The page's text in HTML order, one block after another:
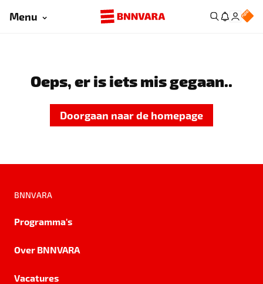
Menu
Oeps, er is iets mis gegaan..
Doorgaan naar de homepage
BNNVARA
Programma's
Over BNNVARA
Vacatures